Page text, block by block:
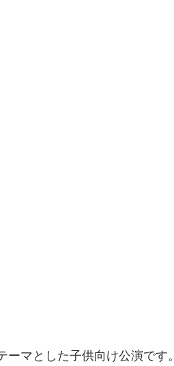
マとした子供向け公演です。